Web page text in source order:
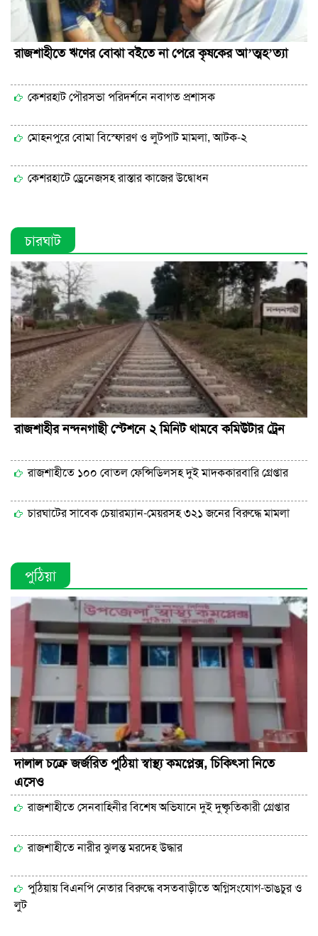
রাজশাহীতে ঋণের বোঝা বইতে না পেরে কৃষকের আ’ত্মহ’ত্যা
কেশরহাট পৌরসভা পরিদর্শনে নবাগত প্রশাসক
মোহনপুরে বোমা বিস্ফোরণ ও লুটপাট মামলা, আটক-২
কেশরহাটে ড্রেনেজসহ রাস্তার কাজের উদ্বোধন
চারঘাট
রাজশাহীর নন্দনগাছী স্টেশনে ২ মিনিট থামবে কমিউটার ট্রেন
রাজশাহীতে ১০০ বোতল ফেন্সিডিলসহ দুই মাদককারবারি গ্রেপ্তার
চারঘাটের সাবেক চেয়ারম্যান-মেয়রসহ ৩২১ জনের বিরুদ্ধে মামলা
পুঠিয়া
দালাল চক্রে জর্জরিত পুঠিয়া স্বাস্থ্য কমপ্লেক্স, চিকিৎসা নিতে
এসেও
রাজশাহীতে সেনবাহিনীর বিশেষ অভিযানে দুই দুষ্কৃতিকারী গ্রেপ্তার
রাজশাহীতে নারীর ঝুলন্ত মরদেহ উদ্ধার
পুঠিয়ায় বিএনপি নেতার বিরুদ্ধে বসতবাড়ীতে অগ্নিসংযোগ-ভাঙচুর ও
লুট